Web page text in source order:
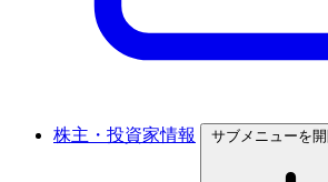
株主・投資家情報 サブメニューを